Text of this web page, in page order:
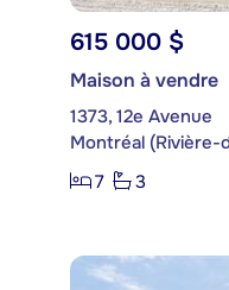
615 000 $
Maison à vendre
1373, 12e Avenue
7
3